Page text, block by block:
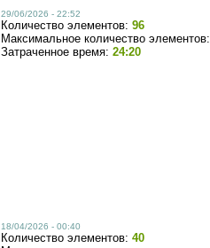
29/06/2026 - 22:52
Количество элементов: 96
Максимальное количество элементов:
Затраченное время: 24:20
18/04/2026 - 00:40
Количество элементов: 40